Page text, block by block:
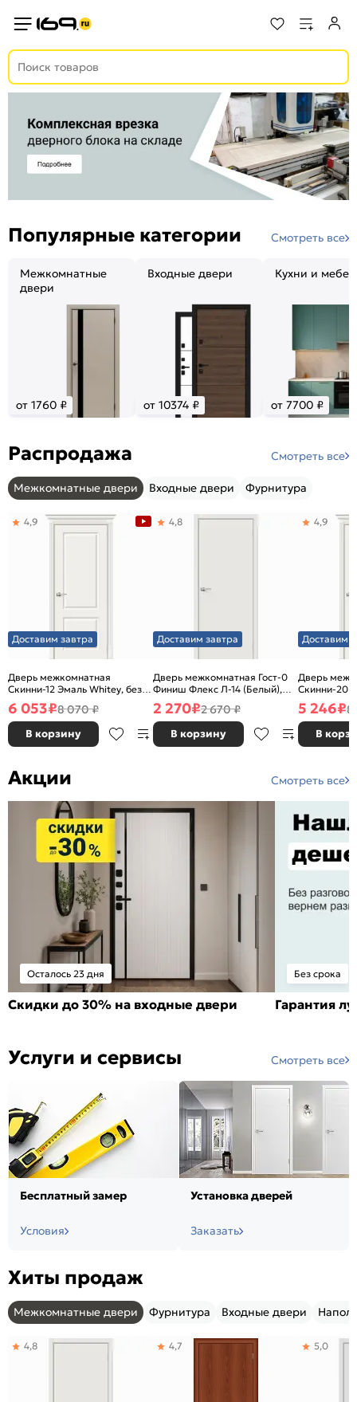
Популярные категории Смотреть все
Межкомнатные
двери
от 1760 ₽
Входные двери
от 10374 ₽
Кухни и
от 7700 ₽
Распродажа Смотреть все
Межкомнатные двери Входные двери Фурнитура
Доставим завтра
Дверь межкомнатная
Скинни-12 Эмаль Whitey, без
декора, глухая, без стекла,
без кромки, скиновая
4,9
6 053₽8 070 ₽
В корзину
Доставим завтра
Дверь межкомнатная Гост-0
Финиш Флекс Л-14 (Белый),
глухая, каркасно-щитовая
4,8
2 270₽2 670 ₽
В корзину
Доставим
Дверь
Скинни-20
декора,
без кромки,
4,9
5 246₽8
В
Акции Смотреть все
Осталось 23 дня
Скидки до 30% на входные двери
Без срока
Гарантия
Услуги и сервисы Смотреть все
Бесплатный замер
Условия
Установка дверей
Заказать
Хиты продаж
Межкомнатные двери Фурнитура Входные двери
4,8 4,7 5,0